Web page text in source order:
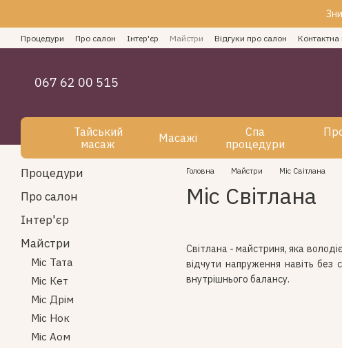
Процедури Про салон Інтер'єр Майстри Відгуки про салон Контактна
Як оплатити СПА послуги
Блог Угода користувача
067 62 00 515
Тайський
масаж
Масажі
Спа
процедури
Головна Майстри Міс Світлана
Міс Світлана
Світлана - майстриня, яка
відчути напруження навіть без
внутрішнього балансу.
Процедури
Про салон
Інтер'єр
Майстри
Міс Тата
Міс Кет
Міс Дрім
Міс Нок
Міс Аом